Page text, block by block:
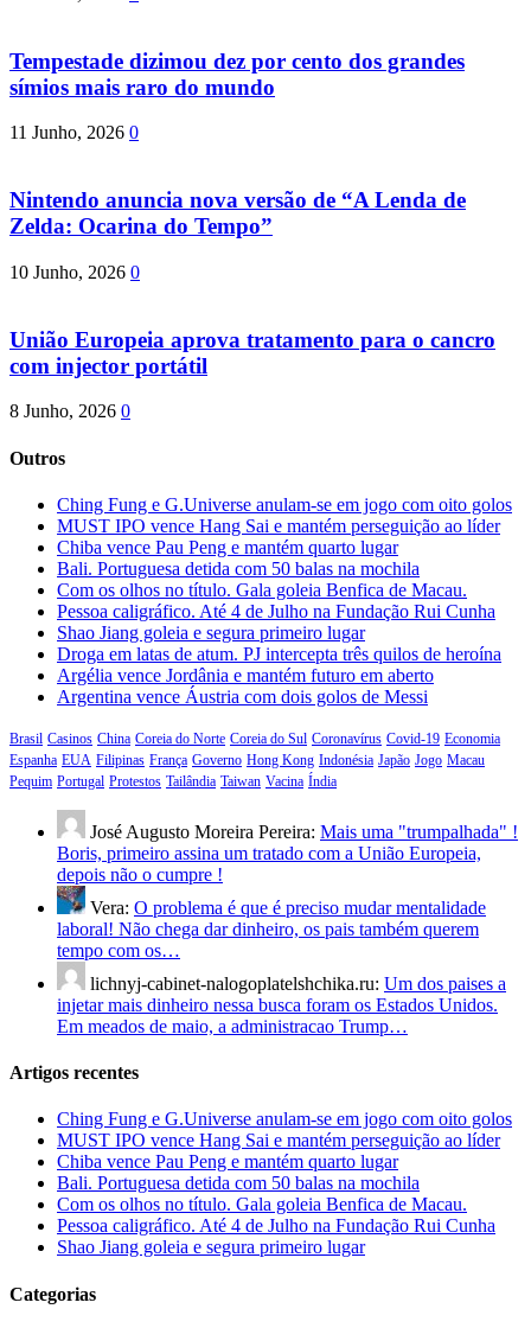
Tempestade dizimou dez por cento dos grandes
símios mais raro do mundo
11 Junho, 2026 0
Nintendo anuncia nova versão de “A Lenda de
Zelda: Ocarina do Tempo”
10 Junho, 2026 0
União Europeia aprova tratamento para o cancro
com injector portátil
8 Junho, 2026 0
Outros
Ching Fung e G.Universe anulam-se em jogo com oito golos
MUST IPO vence Hang Sai e mantém perseguição ao líder
Chiba vence Pau Peng e mantém quarto lugar
Bali. Portuguesa detida com 50 balas na mochila
Com os olhos no título. Gala goleia Benfica de Macau.
Pessoa caligráfico. Até 4 de Julho na Fundação Rui Cunha
Shao Jiang goleia e segura primeiro lugar
Droga em latas de atum. PJ intercepta três quilos de heroína
Argélia vence Jordânia e mantém futuro em aberto
Argentina vence Áustria com dois golos de Messi
Brasil Casinos China Coreia do Norte Coreia do Sul Coronavírus Covid-19 Economia
Espanha EUA Filipinas França Governo Hong Kong Indonésia Japão Jogo Macau
Pequim Portugal Protestos Tailândia Taiwan Vacina Índia
José Augusto Moreira Pereira: Mais uma "trumpalhada" !
Boris, primeiro assina um tratado com a União Europeia,
depois não o cumpre !
Vera: O problema é que é preciso mudar mentalidade
laboral! Não chega dar dinheiro, os pais também querem
tempo com os…
lichnyj-cabinet-nalogoplatelshchika.ru: Um dos paises a
injetar mais dinheiro nessa busca foram os Estados Unidos.
Em meados de maio, a administracao Trump…
Artigos recentes
Ching Fung e G.Universe anulam-se em jogo com oito golos
MUST IPO vence Hang Sai e mantém perseguição ao líder
Chiba vence Pau Peng e mantém quarto lugar
Bali. Portuguesa detida com 50 balas na mochila
Com os olhos no título. Gala goleia Benfica de Macau.
Pessoa caligráfico. Até 4 de Julho na Fundação Rui Cunha
Shao Jiang goleia e segura primeiro lugar
Categorias